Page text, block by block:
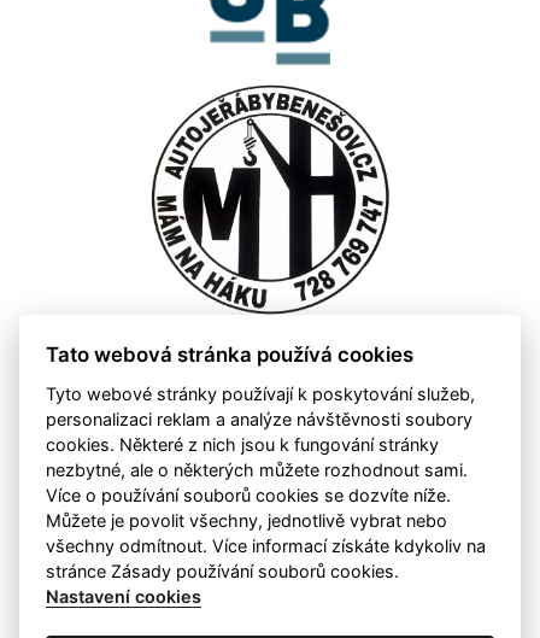
Tato webová stránka používá cookies
Tyto webové stránky používají k poskytování služeb,
personalizaci reklam a analýze návštěvnosti soubory
cookies. Některé z nich jsou k fungování stránky
nezbytné, ale o některých můžete rozhodnout sami.
Více o používání souborů cookies se dozvíte níže.
Můžete je povolit všechny, jednotlivě vybrat nebo
všechny odmítnout. Více informací získáte kdykoliv na
stránce Zásady používání souborů cookies.
Nastavení cookies